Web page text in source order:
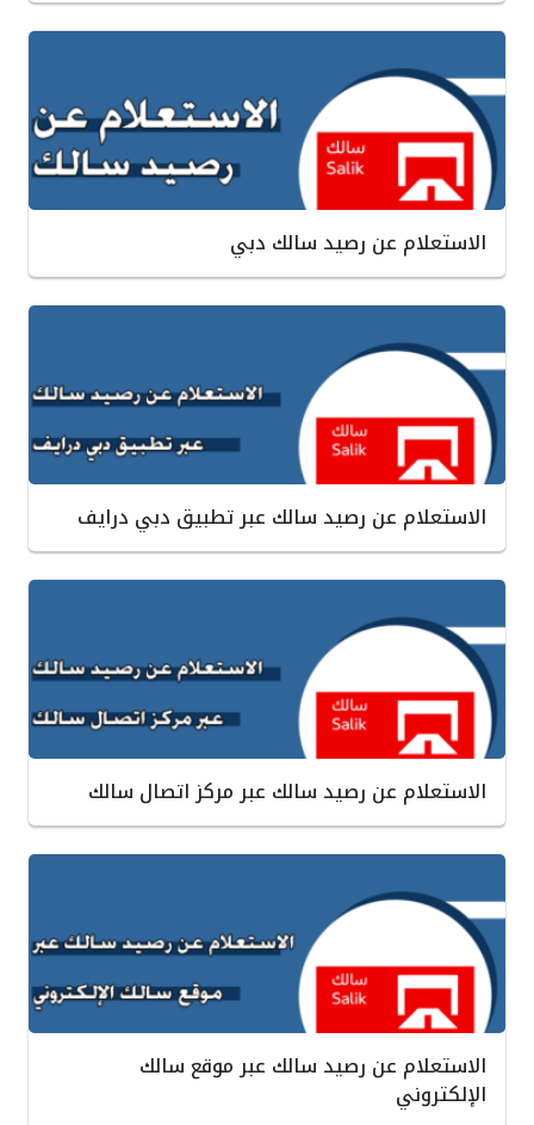
الاستعلام عن رصيد سالك دبي
الاستعلام عن رصيد سالك عبر تطبيق دبي درايف
الاستعلام عن رصيد سالك عبر مركز اتصال سالك
الاستعلام عن رصيد سالك عبر موقع سالك
الإلكتروني